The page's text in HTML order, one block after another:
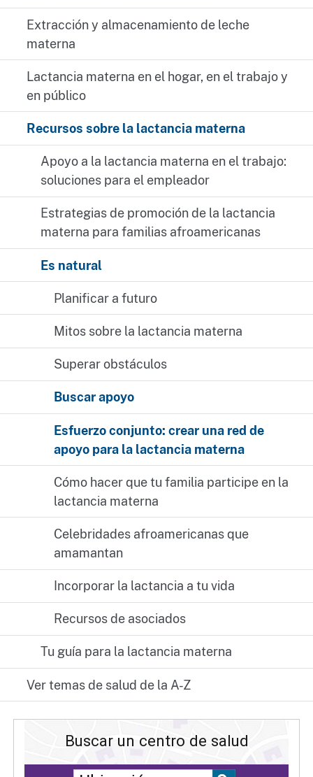
Extracción y almacenamiento de leche
materna
Lactancia materna en el hogar, en el trabajo y
en público
Recursos sobre la lactancia materna
Apoyo a la lactancia materna en el trabajo:
soluciones para el empleador
Estrategias de promoción de la lactancia
materna para familias afroamericanas
Es natural
Planificar a futuro
Mitos sobre la lactancia materna
Superar obstáculos
Buscar apoyo
Esfuerzo conjunto: crear una red de
apoyo para la lactancia materna
Cómo hacer que tu familia participe en la
lactancia materna
Celebridades afroamericanas que
amamantan
Incorporar la lactancia a tu vida
Recursos de asociados
Tu guía para la lactancia materna
Ver temas de salud de la A-Z
Buscar un centro de salud